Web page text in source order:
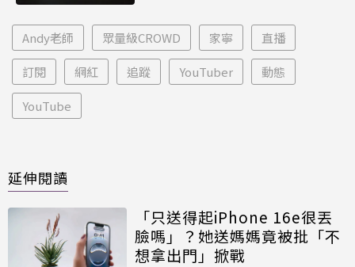
Andy老師 眾量級CROWD 家寧 直播
訂閱 網紅 追蹤 YouTuber 動態
YouTube
延伸閱讀
「只送得起iPhone 16e很丟
臉嗎」？她送媽媽竟被批「不
想拿出門」掀戰